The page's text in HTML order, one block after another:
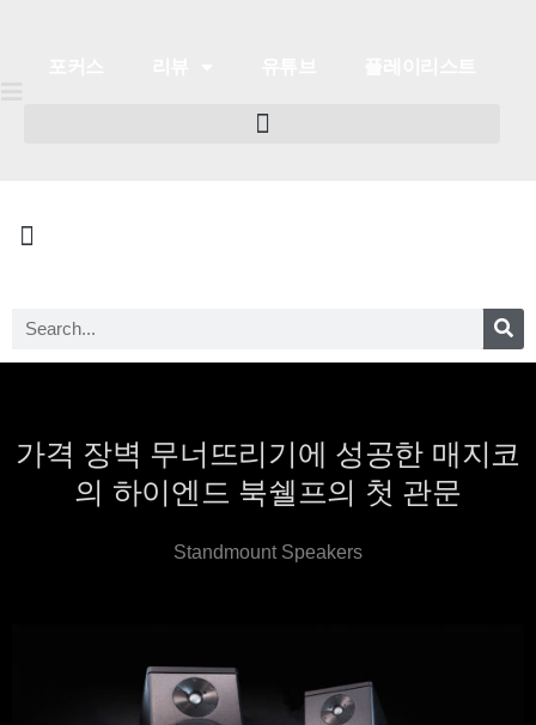
가격 장벽 무너뜨리기에 성공한 매지코
의 하이엔드 북쉘프의 첫 관문
Standmount Speakers